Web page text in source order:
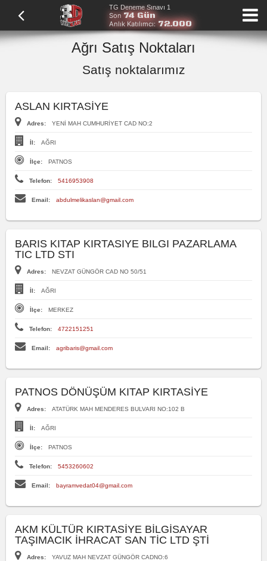
TG Deneme Sınavı 1
Son 74 Gün
Anlık Katılımcı: 72.000
Ağrı Satış Noktaları
Satış noktalarımız
ASLAN KIRTASİYE
Adres: YENİ MAH CUMHURİYET CAD NO:2
İl: AĞRI
İlçe: PATNOS
Telefon: 5416953908
Email: abdulmelikaslan@gmail.com
BARIS KITAP KIRTASIYE BILGI PAZARLAMA
TIC LTD STI
Adres: NEVZAT GÜNGÖR CAD NO 50/51
İl: AĞRI
İlçe: MERKEZ
Telefon: 4722151251
Email: agribaris@gmail.com
PATNOS DÖNÜŞÜM KITAP KIRTASİYE
Adres: ATATÜRK MAH MENDERES BULVARI NO:102 B
İl: AĞRI
İlçe: PATNOS
Telefon: 5453260602
Email: bayramvedat04@gmail.com
AKM KÜLTÜR KIRTASİYE BİLGİSAYAR
TAŞIMACIK İHRACAT SAN TİC LTD ŞTİ
Adres: YAVUZ MAH NEVZAT GÜNGÖR CADNO:6